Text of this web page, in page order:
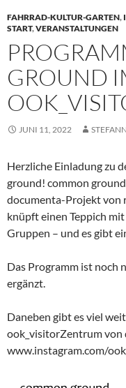
FAHRRAD-KULTUR-GARTEN,
START,VERANSTALTUNGEN
GROUND
JUNI 11, 2022
Herzliche Einladung zu
ground! common
documenta-Projekt von
knüpft einen Teppich
Gruppen – und es gibt
Das Programm ist noch
ergänzt.
Daneben gibt es viel
ook_visitorZentrum von
www.instagram.com/